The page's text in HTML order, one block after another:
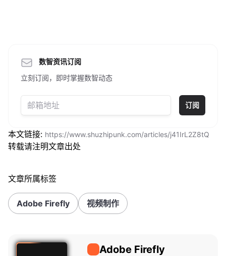
数智资讯订阅
立刻订阅，即时掌握数智动态
订阅
本文链接: https://www.shuzhipunk.com/articles/j41IrL2Z8tQ
转载请注明文章出处
文章所属标签
Adobe Firefly 视频制作
Adobe Firefly